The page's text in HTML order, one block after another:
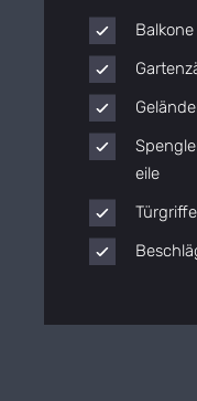
Balkone
eile
Türgriffe